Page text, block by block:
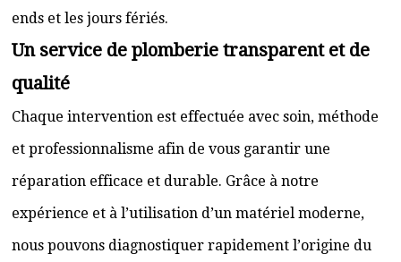
ends et les jours fériés.
Un service de plomberie transparent et de
qualité
Chaque intervention est effectuée avec soin, méthode
et professionnalisme afin de vous garantir une
réparation efficace et durable. Grâce à notre
expérience et à l’utilisation d’un matériel moderne,
nous pouvons diagnostiquer rapidement l’origine du